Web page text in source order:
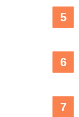
5
6
7